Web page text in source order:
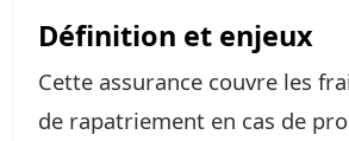
Définition et enjeux
Cette assurance couvre les
de rapatriement en cas de